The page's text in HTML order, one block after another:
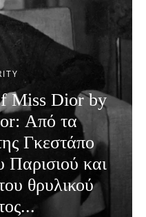
Miss Dior by
Από τα
Γκεστάπο
Παρισιού και
θρυλικού